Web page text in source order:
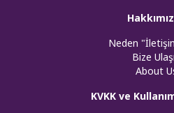
Neden
Bize
About
KVKK ve